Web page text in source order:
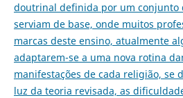
doutrinal definida por um conjunto
serviam de base, onde muitos
marcas deste ensino, atualmente
adaptarem-se a uma nova rotina
manifestações de cada religião, se
luz da teoria revisada, as